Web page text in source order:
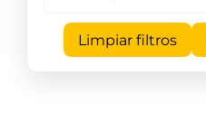
Limpiar filtros